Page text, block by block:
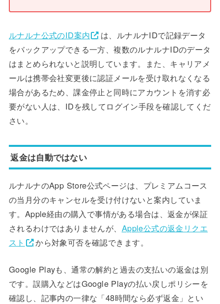
ルナルナ公式のID案内
は、ルナルナIDで記録データ
をバックアップできる一方、複数のルナルナIDのデータ
はまとめられないと説明しています。また、キャリアメ
ールは携帯会社変更後に認証メールを受け取れなくなる
場合があるため、課金停止と同時にアカウントを消す必
要がない人は、IDを残してログイン手段を確認してくだ
さい。
返金は自動ではない
ルナルナのApp Store公式ページは、プレミアムコース
の当月分のキャンセルを受け付けないと案内していま
す。Apple経由の購入で事情がある場合は、返金が保証
されるわけではありませんが、 Apple公式の返金リクエ
スト
から対象可否を確認できます。
Google Playも、通常の解約と過去の支払いの返金は別
です。誤購入などはGoogle Playの払い戻しポリシーを
確認し、記事内の一律な「48時間なら必ず返金」とい